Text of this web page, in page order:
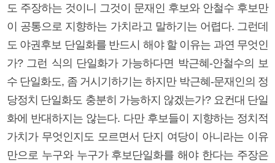
도 주장하는 것이니 그것이 문재인 후보와 안철수 후보만
이 공통으로 지향하는 가치라고 말하기는 어렵다. 그런데
도 야권후보 단일화를 반드시 해야 할 이유는 과연 무엇인
가? 그런 식의 단일화가 가능하다면 박근혜-안철수의 보
수 단일화도, 좀 거시기하기는 하지만 박근혜-문재인의 정
당정치 단일화도 충분히 가능하지 않겠는가? 요컨대 단일
화에 반대하지는 않는다. 다만 후보들이 지향하는 정치적
가치가 무엇인지도 모르면서 단지 여당이 아니라는 이유
만으로 누구와 누구가 후보단일화를 해야 한다는 주장은